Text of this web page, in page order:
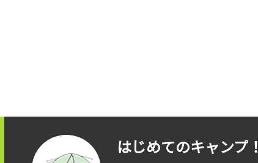
はじめてのキャンプ！